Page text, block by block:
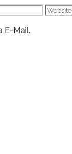
Website
E-Mail.